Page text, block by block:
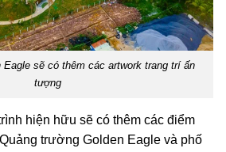
Eagle sẽ có thêm các artwork trang trí ấn
tượng
hiện hữu sẽ có thêm các điểm
trường Golden Eagle và phố